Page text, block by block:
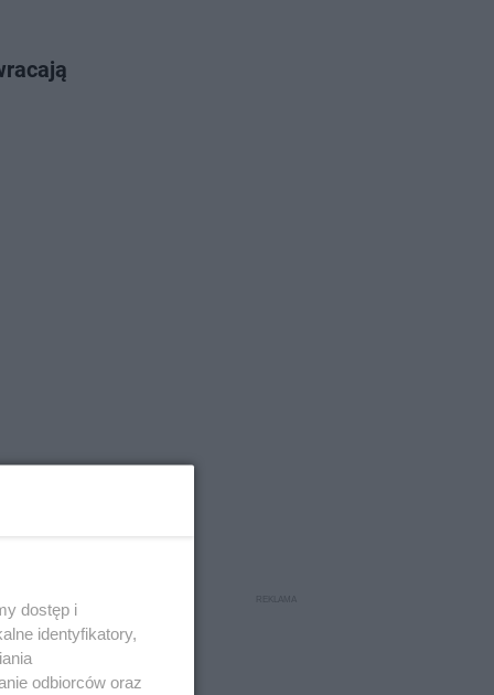
dostęp i
identyfikatory,
odbiorców oraz